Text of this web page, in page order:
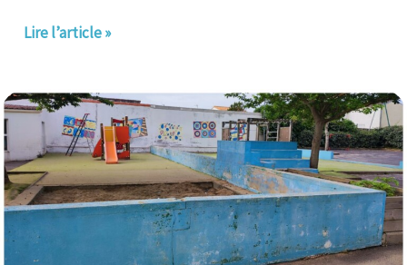
Lire l’article »
Week-
end
peinture!